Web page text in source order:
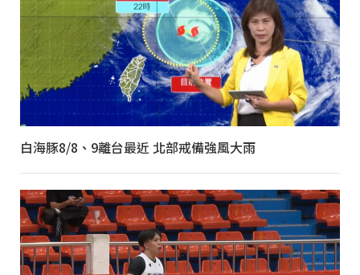
白海豚8/8、9離台最近 北部戒備強風大雨